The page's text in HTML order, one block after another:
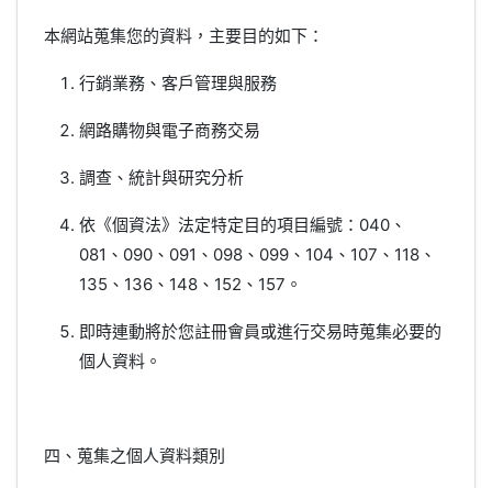
本網站蒐集您的資料，主要目的如下：
行銷業務、客戶管理與服務
網路購物與電子商務交易
調查、統計與研究分析
依《個資法》法定特定目的項目編號：040、
081、090、091、098、099、104、107、118、
135、136、148、152、157。
即時連動將於您註冊會員或進行交易時蒐集必要的
個人資料。
四、蒐集之個人資料類別